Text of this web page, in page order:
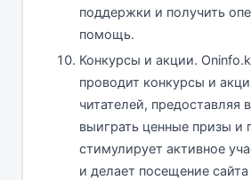
поддержки и получить
помощь.
Конкурсы и акции.
проводит конкурсы и
читателей, предоставляя
выиграть ценные призы и
стимулирует активное
и делает посещение